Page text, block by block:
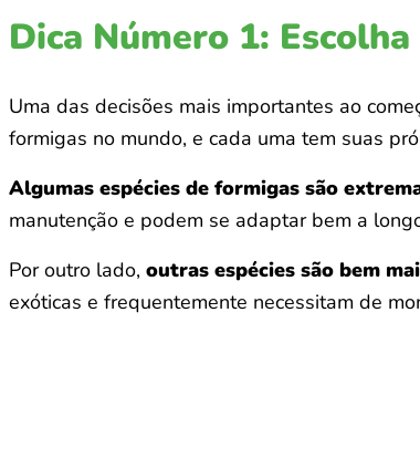
Dica Número 1:
Uma das decisões mais importantes ao
formigas no mundo, e cada uma tem suas
Algumas espécies de formigas são
manutenção e podem se adaptar bem a
Por outro lado, outras espécies são bem
exóticas e frequentemente necessitam de